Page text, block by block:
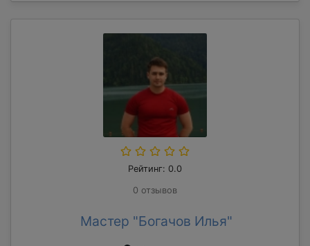
Рейтинг: 0.0
0 отзывов
Мастер "Богачов Илья"